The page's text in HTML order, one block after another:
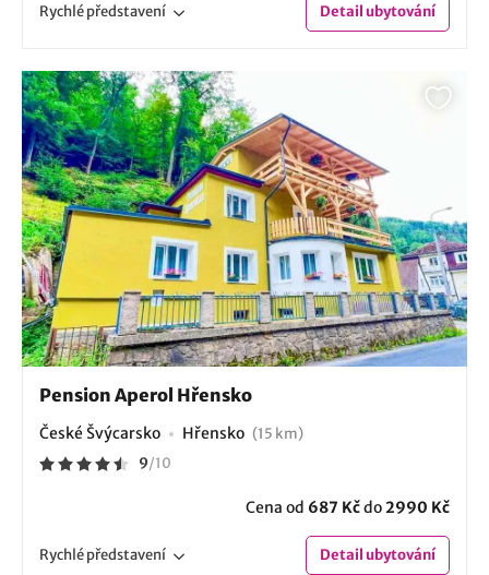
Rychlépředstavení Detailubytování
Pension Aperol Hřensko
České Švýcarsko Hřensko (15 km)
9/10
Cena od 687 Kčdo2990 Kč
Rychlépředstavení Detailubytování